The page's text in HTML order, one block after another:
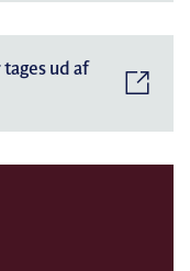
tages ud af